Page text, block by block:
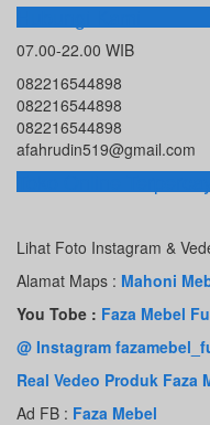
Hubungi Kami
07.00-22.00 WIB
082216544898
082216544898
082216544898
afahrudin519@gmail.com
Toko Online
Lihat Foto Instagram &
Alamat Maps : Mahoni
You Tobe : Faza Mebel
@ Instagram
Real Vedeo Produk Faza
Ad FB : Faza Mebel